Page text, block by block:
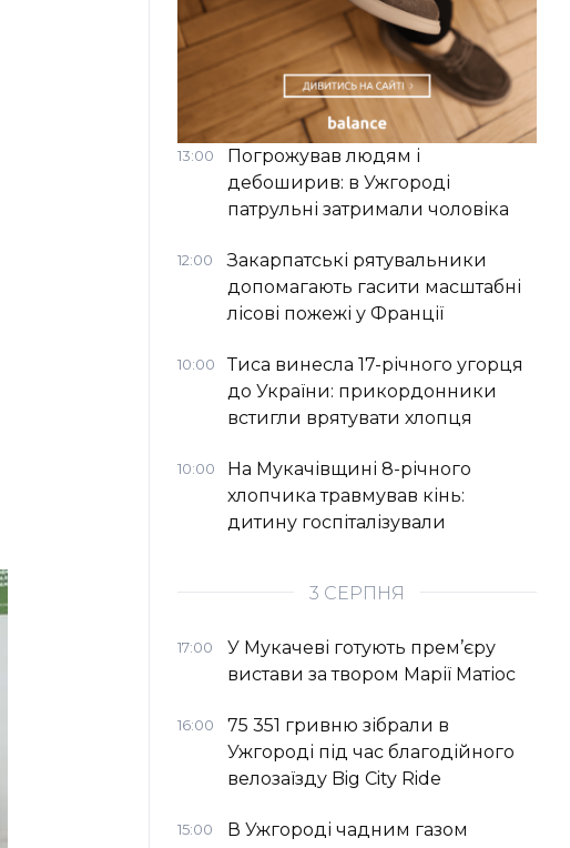
13:00
Погрожував людям і
дебоширив: в Ужгороді
патрульні затримали чоловіка
12:00
Закарпатські рятувальники
допомагають гасити масштабні
лісові пожежі у Франції
10:00
Тиса винесла 17-річного угорця
до України: прикордонники
встигли врятувати хлопця
10:00
На Мукачівщині 8-річного
хлопчика травмував кінь:
дитину госпіталізували
3 СЕРПНЯ
17:00
У Мукачеві готують прем’єру
вистави за твором Марії Матіос
16:00
75 351 гривню зібрали в
Ужгороді під час благодійного
велозаїзду Big Сity Ride
15:00
В Ужгороді чадним газом